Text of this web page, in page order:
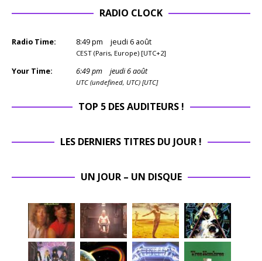
RADIO CLOCK
Radio Time: 8:49pm jeudi 6 août
CEST (Paris, Europe) [UTC+2]
Your Time: 6:49pm jeudi 6 août
UTC (undefined, UTC) [UTC]
TOP 5 DES AUDITEURS !
LES DERNIERS TITRES DU JOUR !
UN JOUR – UN DISQUE